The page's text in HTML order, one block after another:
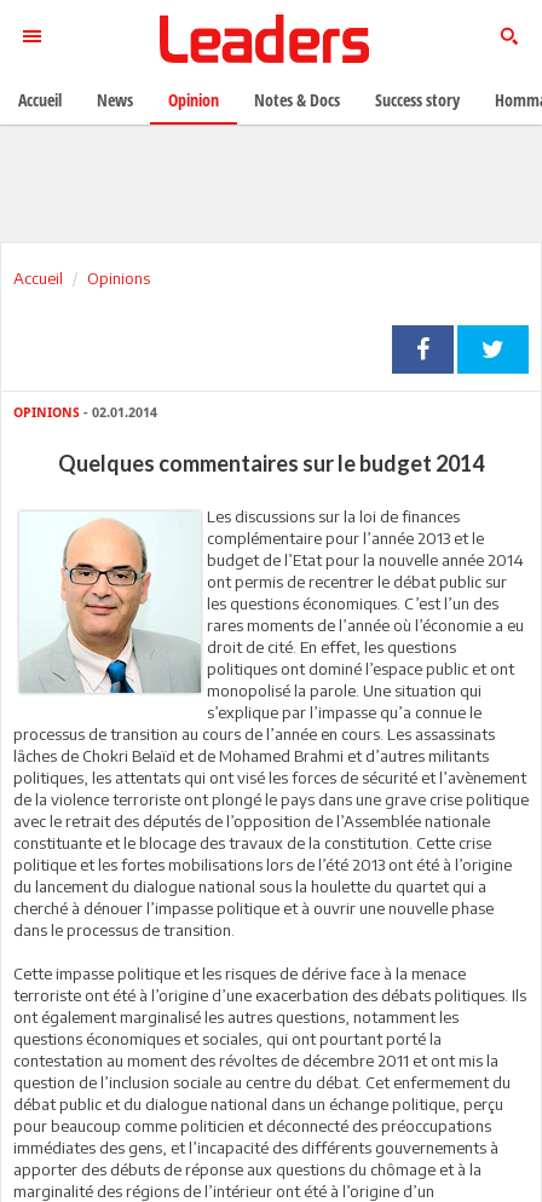
Accueil Opinions
OPINIONS - 02.01.2014
Quelques commentaires sur le budget 2014
Les discussions sur la loi de finances
complémentaire pour l’année 2013 et le
budget de l’Etat pour la nouvelle année 2014
ont permis de recentrer le débat public sur
les questions économiques. C’est l’un des
rares moments de l’année où l’économie a eu
droit de cité. En effet, les questions
politiques ont dominé l’espace public et ont
monopolisé la parole. Une situation qui
s’explique par l’impasse qu’a connue le
processus de transition au cours de l’année en cours. Les assassinats
lâches de Chokri Belaïd et de Mohamed Brahmi et d’autres militants
politiques, les attentats qui ont visé les forces de sécurité et l’avènement
de la violence terroriste ont plongé le pays dans une grave crise politique
avec le retrait des députés de l’opposition de l’Assemblée nationale
constituante et le blocage des travaux de la constitution. Cette crise
politique et les fortes mobilisations lors de l’été 2013 ont été à l’origine
du lancement du dialogue national sous la houlette du quartet qui a
cherché à dénouer l’impasse politique et à ouvrir une nouvelle phase
dans le processus de transition.
Cette impasse politique et les risques de dérive face à la menace
terroriste ont été à l’origine d’une exacerbation des débats politiques. Ils
ont également marginalisé les autres questions, notamment les
questions économiques et sociales, qui ont pourtant porté la
contestation au moment des révoltes de décembre 2011 et ont mis la
question de l’inclusion sociale au centre du débat. Cet enfermement du
débat public et du dialogue national dans un échange politique, perçu
pour beaucoup comme politicien et déconnecté des préoccupations
immédiates des gens, et l’incapacité des différents gouvernements à
apporter des débuts de réponse aux questions du chômage et à la
marginalité des régions de l’intérieur ont été à l’origine d’un
Accueil News Opinion Notes & Docs Success story